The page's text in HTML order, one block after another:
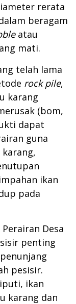
rerata
beragam
atau
mati.
telah lama
rock pile,
karang
(bom,
dapat
guna
ikan
pada
Desa
penting
pesisir.
ikan
karang dan